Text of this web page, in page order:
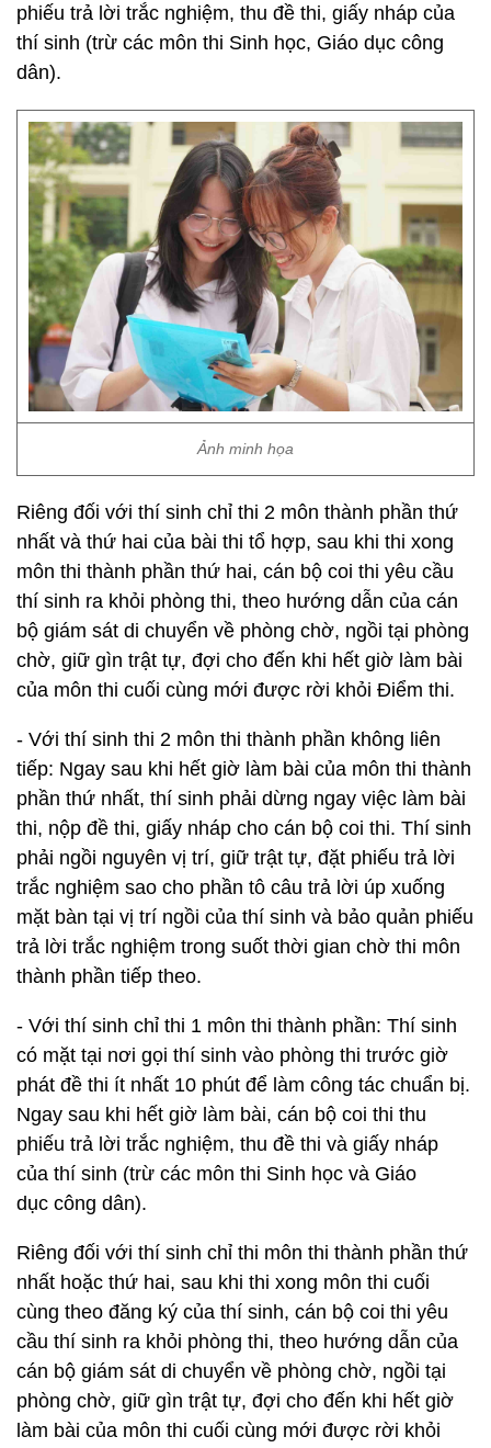
phiếu trả lời trắc nghiệm, thu đề thi, giấy nháp của
thí sinh (trừ các môn thi Sinh học, Giáo dục công
dân).
Ảnh minh họa
Riêng đối với thí sinh chỉ thi 2 môn thành phần thứ
nhất và thứ hai của bài thi tổ hợp, sau khi thi xong
môn thi thành phần thứ hai, cán bộ coi thi yêu cầu
thí sinh ra khỏi phòng thi, theo hướng dẫn của cán
bộ giám sát di chuyển về phòng chờ, ngồi tại phòng
chờ, giữ gìn trật tự, đợi cho đến khi hết giờ làm bài
của môn thi cuối cùng mới được rời khỏi Điểm thi.
- Với thí sinh thi 2 môn thi thành phần không liên
tiếp: Ngay sau khi hết giờ làm bài của môn thi thành
phần thứ nhất, thí sinh phải dừng ngay việc làm bài
thi, nộp đề thi, giấy nháp cho cán bộ coi thi. Thí sinh
phải ngồi nguyên vị trí, giữ trật tự, đặt phiếu trả lời
trắc nghiệm sao cho phần tô câu trả lời úp xuống
mặt bàn tại vị trí ngồi của thí sinh và bảo quản phiếu
trả lời trắc nghiệm trong suốt thời gian chờ thi môn
thành phần tiếp theo.
- Với thí sinh chỉ thi 1 môn thi thành phần: Thí sinh
có mặt tại nơi gọi thí sinh vào phòng thi trước giờ
phát đề thi ít nhất 10 phút để làm công tác chuẩn bị.
Ngay sau khi hết giờ làm bài, cán bộ coi thi thu
phiếu trả lời trắc nghiệm, thu đề thi và giấy nháp
của thí sinh (trừ các môn thi Sinh học và Giáo
dục công dân).
Riêng đối với thí sinh chỉ thi môn thi thành phần thứ
nhất hoặc thứ hai, sau khi thi xong môn thi cuối
cùng theo đăng ký của thí sinh, cán bộ coi thi yêu
cầu thí sinh ra khỏi phòng thi, theo hướng dẫn của
cán bộ giám sát di chuyển về phòng chờ, ngồi tại
phòng chờ, giữ gìn trật tự, đợi cho đến khi hết giờ
làm bài của môn thi cuối cùng mới được rời khỏi